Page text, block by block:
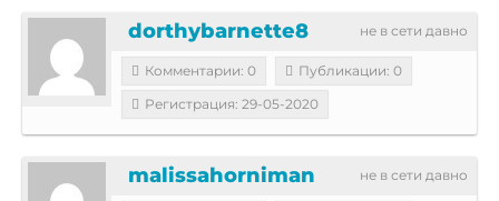
не в сети давно
dorthybarnette8
Комментарии: 0
Публикации: 0
Регистрация: 29-05-2020
не в сети давно
malissahorniman